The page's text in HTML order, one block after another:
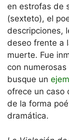
en estrofas de
(sexteto), el
descripciones,
deseo frente a
muerte. Fue
con
busque un
ofrece un caso
de la forma
dramática.